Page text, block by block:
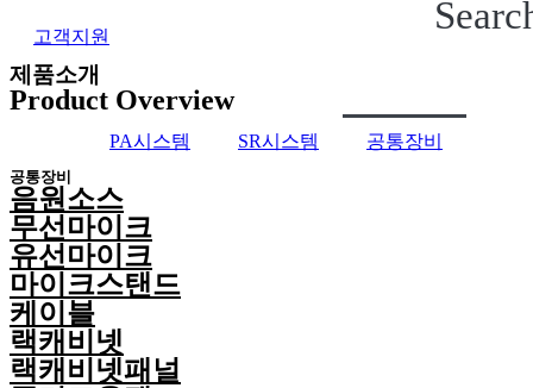
고객지원
제품소개
Product Overview
PA시스템 SR시스템 공통장비
공통장비
음원소스
무선마이크
유선마이크
마이크스탠드
케이블
랙캐비넷
랙캐비넷패널